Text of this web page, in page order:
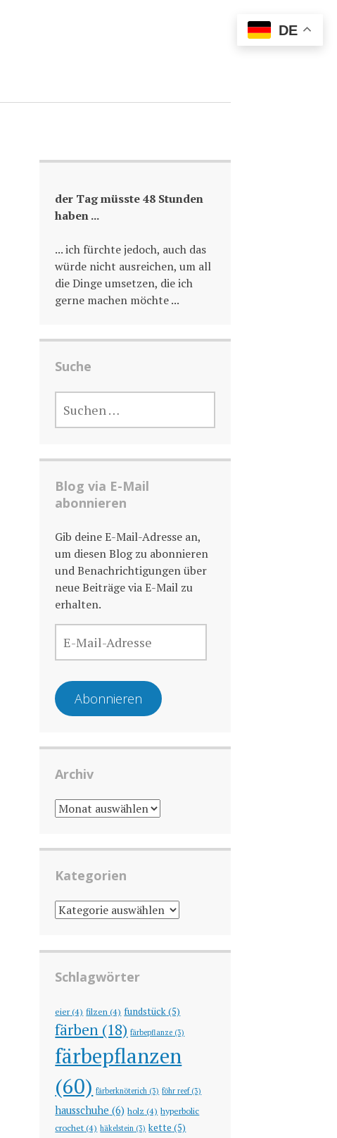
der Tag müsste 48 Stunden
haben ...
... ich fürchte jedoch, auch das
würde nicht ausreichen, um all
die Dinge umsetzen, die ich
gerne machen möchte ...
Suche
NACH:
Blog via E-Mail
abonnieren
Gib deine E-Mail-Adresse an,
um diesen Blog zu abonnieren
und Benachrichtigungen über
neue Beiträge via E-Mail zu
erhalten.
MAIL-
ADRESSE
Abonnieren
Archiv
ARCHIV
Kategorien
KATEGORIEN
Schlagwörter
eier(4) filzen(4) fundstück(5)
färben (18) färbepflanze (3)
färbepflanzen
(60) färberknöterich (3) föhr reef(3)
hausschuhe (6) holz (4) hyperbolic
crochet(4) häkelstein (3) kette (5)
DE